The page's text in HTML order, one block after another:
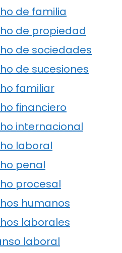
de familia
de propiedad
de sociedades
de sucesiones
familiar
financiero
internacional
laboral
penal
procesal
humanos
laborales
laboral